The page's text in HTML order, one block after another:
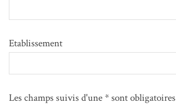
Etablissement
Les champs suivis d'une * sont obligatoires